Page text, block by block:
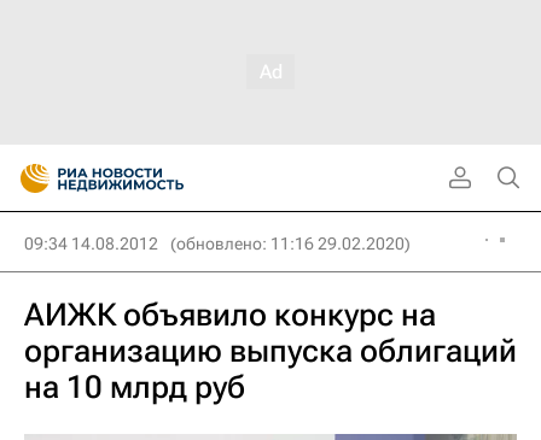
09:34 14.08.2012 (обновлено: 11:16 29.02.2020)
АИЖК объявило конкурс на
организацию выпуска облигаций
на 10 млрд руб